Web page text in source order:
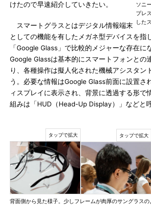
ソニ
プレ
した
けたので早速紹介していきたい。
スマートグラスとはデジタル情報端末
としての機能を有したメガネ型デバイスを指
「Google Glass」で比較的メジャーな存在に
Google Glassは基本的にスマートフォンとの
り、各種操作は擬人化された機械アシスタン
う。必要な情報はGoogle Glass前面に設置さ
ィスプレイに表示され、背景に透過する形で
組みは「HUD（Head-Up Display）」などと
背面側から見た様子。少しフレームが肉厚のサングラスの